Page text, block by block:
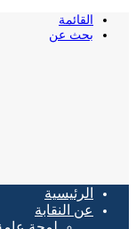
القائمة
بحث عن
الرئيسية
عن النقابة